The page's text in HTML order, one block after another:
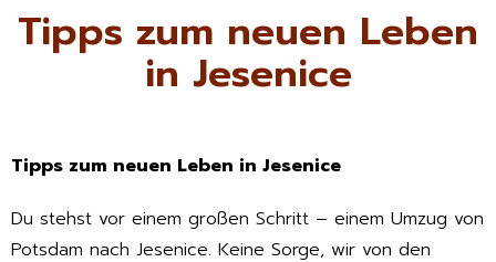
Tipps zum neuen Leben
in Jesenice
Tipps zum neuen Leben in Jesenice
Du stehst vor einem großen Schritt – einem Umzug von
Potsdam nach Jesenice. Keine Sorge, wir von den